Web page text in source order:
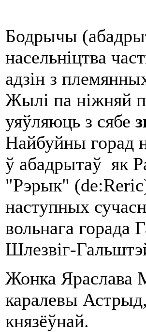
Бодрычы
насельніцтва
адзін з
Жылі па ніжняй
уяўляюць з сябе
Найбуйны горад
ў абадрытаў як
"Рэрык"
наступных
вольнага горада
Шлезвіг-
Жонка Яраслава
каралевы
князёўнай.